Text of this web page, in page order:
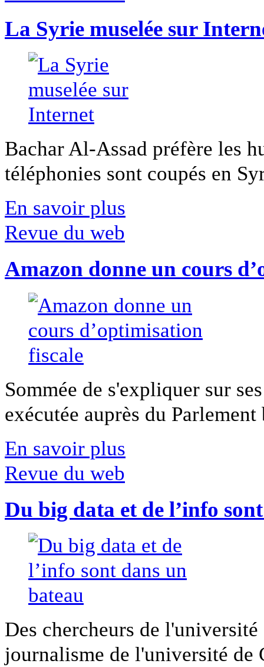
La Syrie muselée sur
Bachar Al-Assad préfère les
téléphonies sont coupés en
En savoir plus
Revue du web
Amazon donne un cours
Sommée de s'expliquer sur
exécutée auprès du
En savoir plus
Revue du web
Du big data et de l’info
Des chercheurs de
journalisme de l'université